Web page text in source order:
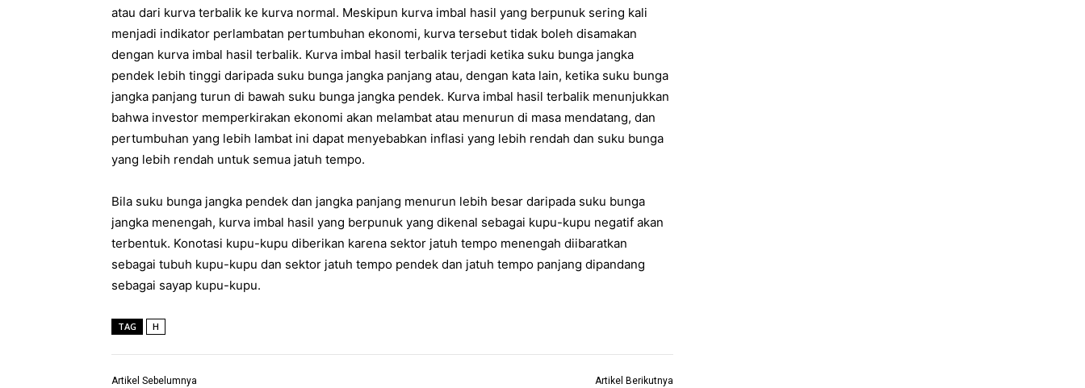
atau dari kurva terbalik ke kurva normal. Meskipun kurva imbal hasil yang berpunuk sering kali
menjadi indikator perlambatan pertumbuhan ekonomi, kurva tersebut tidak boleh disamakan
dengan kurva imbal hasil terbalik. Kurva imbal hasil terbalik terjadi ketika suku bunga jangka
pendek lebih tinggi daripada suku bunga jangka panjang atau, dengan kata lain, ketika suku bunga
jangka panjang turun di bawah suku bunga jangka pendek. Kurva imbal hasil terbalik menunjukkan
bahwa investor memperkirakan ekonomi akan melambat atau menurun di masa mendatang, dan
pertumbuhan yang lebih lambat ini dapat menyebabkan inflasi yang lebih rendah dan suku bunga
yang lebih rendah untuk semua jatuh tempo.
Bila suku bunga jangka pendek dan jangka panjang menurun lebih besar daripada suku bunga
jangka menengah, kurva imbal hasil yang berpunuk yang dikenal sebagai kupu-kupu negatif akan
terbentuk. Konotasi kupu-kupu diberikan karena sektor jatuh tempo menengah diibaratkan
sebagai tubuh kupu-kupu dan sektor jatuh tempo pendek dan jatuh tempo panjang dipandang
sebagai sayap kupu-kupu.
TAG H
Artikel Sebelumnya Artikel Berikutnya